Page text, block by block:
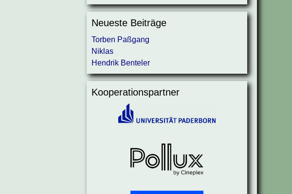
Neueste Beiträge
Torben Paßgang
Niklas
Hendrik Benteler
Kooperationspartner